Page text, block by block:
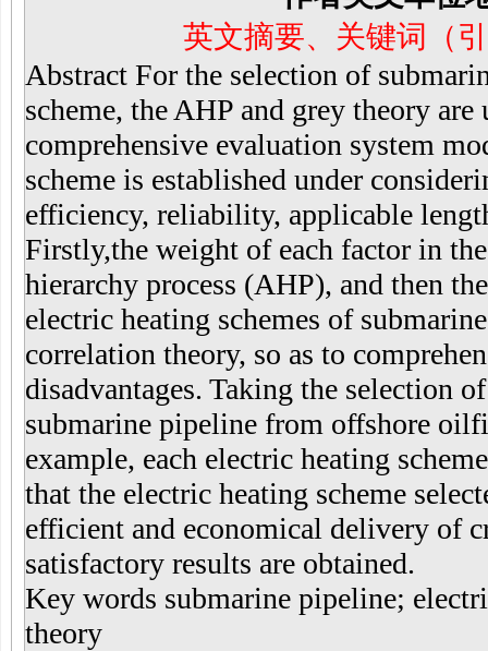
英文摘要、关键词（
Abstract For the selection of
scheme, the AHP and grey theory
comprehensive evaluation system
scheme is established under
efficiency, reliability, applicable
Firstly,the weight of each factor in
hierarchy process (AHP), and then
electric heating schemes of
correlation theory, so as to
disadvantages. Taking the selection
submarine pipeline from offshore
example, each electric heating
that the electric heating scheme
efficient and economical delivery of
satisfactory results are obtained.
Key words submarine pipeline;
theory